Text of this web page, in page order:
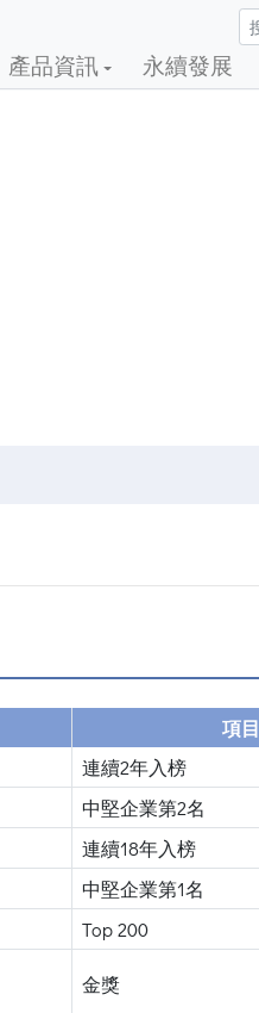
產品資訊 永續發展
項目
連續2年入榜
中堅企業第2名
連續18年入榜
中堅企業第1名
Top 200
金獎